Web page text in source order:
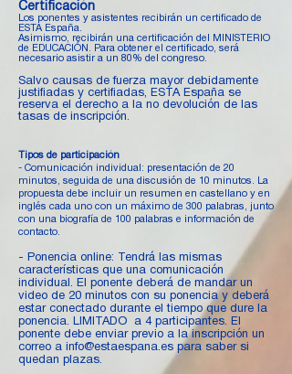
Certificación
Los ponentes y asistentes recibirán un certificado de
ESTA España.
Asimismo, recibirán una certificación del MINISTERIO
de EDUCACIÓN. Para obtener el certificado, será
necesario asistir a un 80% del congreso.
Salvo causas de fuerza mayor debidamente
justifiadas y certifiadas, ESTA España se
reserva el derecho a la no devolución de las
tasas de inscripción.
Tipos de participación
- Comunicación individual: presentación de 20
minutos, seguida de una discusión de 10 minutos. La
propuesta debe incluir un resumen en castellano y en
inglés cada uno con un máximo de 300 palabras, junto
con una biografía de 100 palabras e información de
contacto.
- Ponencia online: Tendrá las mismas
características que una comunicación
individual. El ponente deberá de mandar un
video de 20 minutos con su ponencia y deberá
estar conectado durante el tiempo que dure la
ponencia. LIMITADO a 4 participantes. El
ponente debe enviar previo a la inscripción un
correo a info@estaespana.es para saber si
quedan plazas.